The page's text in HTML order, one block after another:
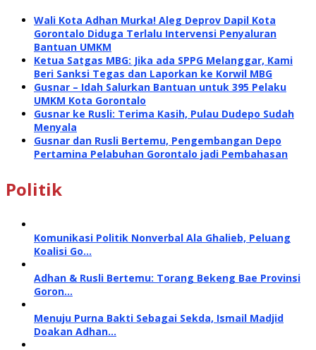
Wali Kota Adhan Murka! Aleg Deprov Dapil Kota
Gorontalo Diduga Terlalu Intervensi Penyaluran
Bantuan UMKM
Ketua Satgas MBG: Jika ada SPPG Melanggar, Kami
Beri Sanksi Tegas dan Laporkan ke Korwil MBG
Gusnar – Idah Salurkan Bantuan untuk 395 Pelaku
UMKM Kota Gorontalo
Gusnar ke Rusli: Terima Kasih, Pulau Dudepo Sudah
Menyala
Gusnar dan Rusli Bertemu, Pengembangan Depo
Pertamina Pelabuhan Gorontalo jadi Pembahasan
Politik
Komunikasi Politik Nonverbal Ala Ghalieb, Peluang
Koalisi Go…
Adhan & Rusli Bertemu: Torang Bekeng Bae Provinsi
Goron…
Menuju Purna Bakti Sebagai Sekda, Ismail Madjid
Doakan Adhan…